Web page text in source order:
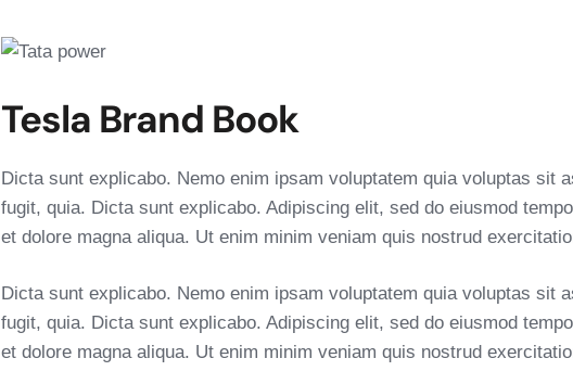
Tesla Brand Book
Dicta sunt explicabo. Nemo enim ipsam voluptatem quia voluptas sit
fugit, quia. Dicta sunt explicabo. Adipiscing elit, sed do eiusmod
et dolore magna aliqua. Ut enim minim veniam quis nostrud
Dicta sunt explicabo. Nemo enim ipsam voluptatem quia voluptas sit
fugit, quia. Dicta sunt explicabo. Adipiscing elit, sed do eiusmod
et dolore magna aliqua. Ut enim minim veniam quis nostrud